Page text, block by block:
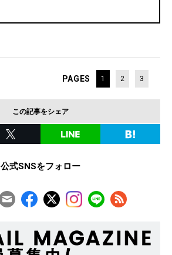
PAGES 1 2 3
この記事をシェア
公式SNSをフォロー